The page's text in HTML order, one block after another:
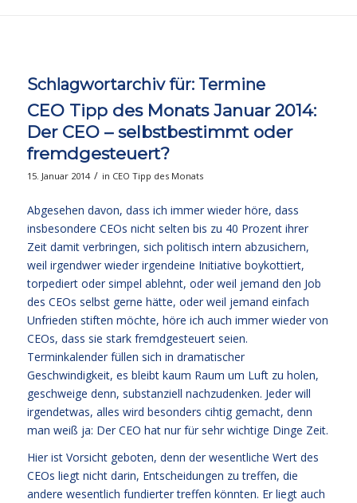
Schlagwortarchiv für: Termine
CEO Tipp des Monats Januar 2014:
Der CEO – selbstbestimmt oder
fremdgesteuert?
15. Januar 2014 / in CEO Tipp des Monats
Abgesehen davon, dass ich immer wieder höre, dass
insbesondere CEOs nicht selten bis zu 40 Prozent ihrer
Zeit damit verbringen, sich politisch intern abzusichern,
weil irgendwer wieder irgendeine Initiative boykottiert,
torpediert oder simpel ablehnt, oder weil jemand den Job
des CEOs selbst gerne hätte, oder weil jemand einfach
Unfrieden stiften möchte, höre ich auch immer wieder von
CEOs, dass sie stark fremdgesteuert seien.
Terminkalender füllen sich in dramatischer
Geschwindigkeit, es bleibt kaum Raum um Luft zu holen,
geschweige denn, substanziell nachzudenken. Jeder will
irgendetwas, alles wird besonders cihtig gemacht, denn
man weiß ja: Der CEO hat nur für sehr wichtige Dinge Zeit.
Hier ist Vorsicht geboten, denn der wesentliche Wert des
CEOs liegt nicht darin, Entscheidungen zu treffen, die
andere wesentlich fundierter treffen könnten. Er liegt auch